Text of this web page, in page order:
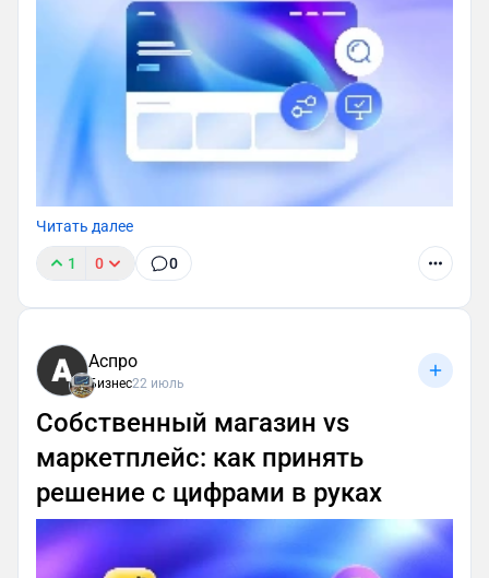
Читать далее
1 0 0
Аспро
Бизнес22 июль
Собственный магазин vs
маркетплейс: как принять
решение с цифрами в руках